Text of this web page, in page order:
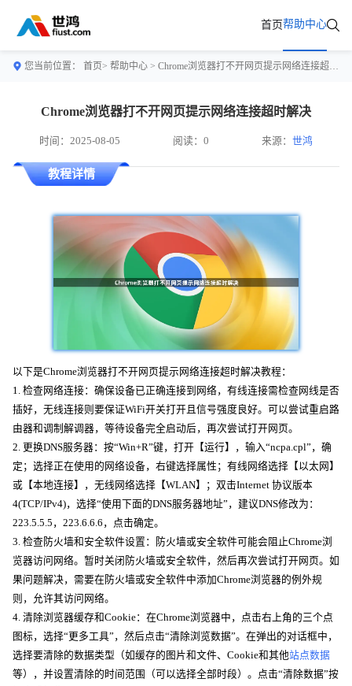
首页帮助中心
您当前位置： 首页> 帮助中心 > Chrome浏览器打不开网页提示网络连接超时解决
Chrome浏览器打不开网页提示网络连接超时解决
时间：2025-08-05 阅读：0 来源：世鸿
教程详情
以下是Chrome浏览器打不开网页提示网络连接超时解决教程：
1. 检查网络连接：确保设备已正确连接到网络，有线连接需检查网线是否
插好，无线连接则要保证WiFi开关打开且信号强度良好。可以尝试重启路
由器和调制解调器，等待设备完全启动后，再次尝试打开网页。
2. 更换DNS服务器：按“Win+R”键，打开【运行】，输入“ncpa.cpl”，确
定；选择正在使用的网络设备，右键选择属性；有线网络选择【以太网】
或【本地连接】，无线网络选择【WLAN】；双击Internet 协议版本
4(TCP/IPv4)，选择“使用下面的DNS服务器地址”，建议DNS修改为：
223.5.5.5，223.6.6.6，点击确定。
3. 检查防火墙和安全软件设置：防火墙或安全软件可能会阻止Chrome浏
览器访问网络。暂时关闭防火墙或安全软件，然后再次尝试打开网页。如
果问题解决，需要在防火墙或安全软件中添加Chrome浏览器的例外规
则，允许其访问网络。
4. 清除浏览器缓存和Cookie：在Chrome浏览器中，点击右上角的三个点
图标，选择“更多工具”，然后点击“清除浏览数据”。在弹出的对话框中，
选择要清除的数据类型（如缓存的图片和文件、Cookie和其他站点数据
等），并设置清除的时间范围（可以选择全部时段）。点击“清除数据”按